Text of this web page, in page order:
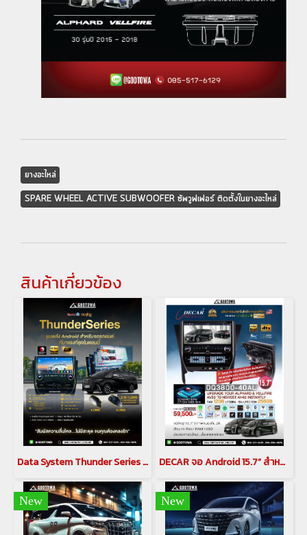
ยางอะไหล่
SPARE WHEEL ACTIVE SUBWOOFER ซัพวูฟเฟอร์ ติดตั้งในยางอะไหล่
สินค้าเกี่ยวข้อง
Data System Thunder Series จอ Android สำหรับ Alphard AH30 จอ Android 15.7” สามารถเพิ่มออฟชันเป็นกล้อง 360 6 LEN DECAR จอ Android 15.7” สำหรับ Alphard / Vellfire 30 Series
New New